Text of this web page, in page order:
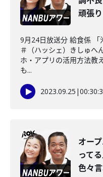
頑張り
9月24日放送分 給食係 「
＃（ハッシェ）きしゅへ
ホ・アプリの活用方法教
も...
2023.09.25 |
オー
って
色々